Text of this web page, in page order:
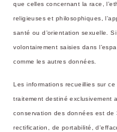
que celles concernant la race,
religieuses et philosophiques,
santé ou d’orientation sexuelle.
volontairement saisies dans
comme les autres données.
Les informations recueillies sur
traitement destiné exclusivement
conservation des données est
rectification, de portabilité,